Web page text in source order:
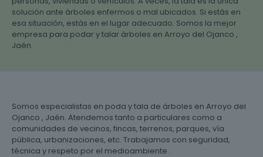
solución ante árboles enfermos o mal ubicados. Si estás en
esa situación, estás en el lugar adecuado. Somos la mejor
empresa para podar y talar árboles en Arroyo del Ojanco ,
Jaén.
Somos especialistas en poda y tala de árboles en Arroyo del
Ojanco , Jaén. Atendemos tanto a particulares como a
comunidades de vecinos, fincas, terrenos, parques, vía
pública, urbanizaciones, etc. Trabajamos con seguridad,
técnica y respeto por el medioambiente .